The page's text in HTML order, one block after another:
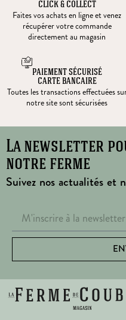
CLICK & COLLECT
Faites vos achats en ligne et venez
récupérer votre commande
directement au magasin
PAIEMENT SÉCURISÉ
CARTE BANCAIRE
Toutes les transactions effectuées
notre site sont sécurisées
La newsletter
notre ferme
Suivez nos actualités et